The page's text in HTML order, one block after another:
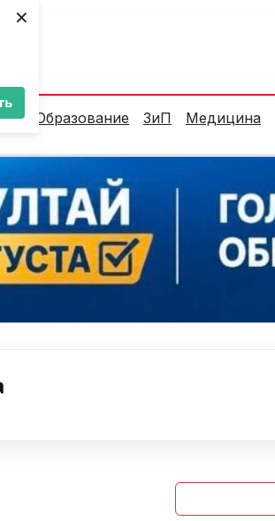
×
Образование ЗиП Медицина